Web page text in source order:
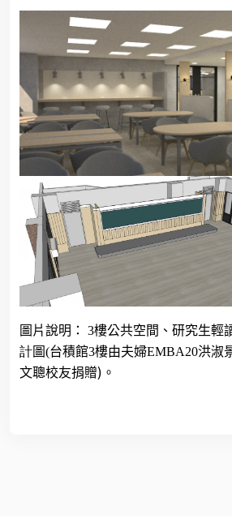
圖片說明： 3樓公共空間、研究生輕
計圖(台積館3樓由夫婦EMBA20洪淑
文聰校友捐贈) 。